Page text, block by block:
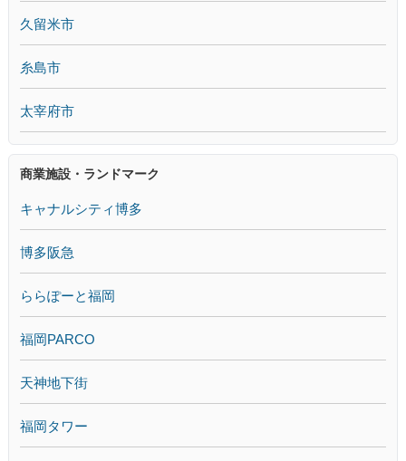
久留米市
糸島市
太宰府市
商業施設・ランドマーク
キャナルシティ博多
博多阪急
ららぽーと福岡
福岡PARCO
天神地下街
福岡タワー